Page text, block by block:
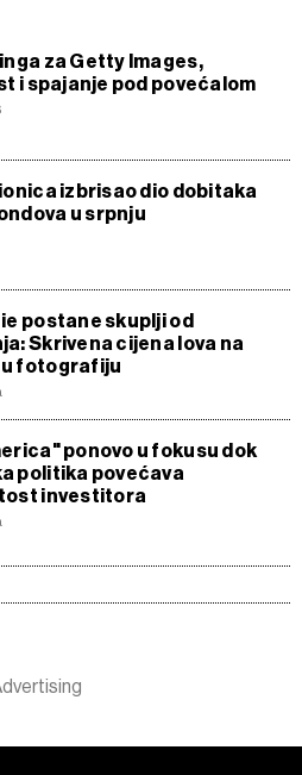
za Getty Images,
i spajanje pod povećalom
izbrisao dio dobitaka
u srpnju
postane skuplji od
Skrivena cijena lova na
fotografiju
ponovo u fokusu dok
politika povećava
investitora